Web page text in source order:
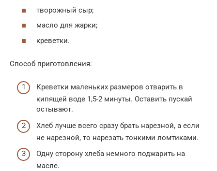
творожный сыр;
масло для жарки;
креветки.
Способ приготовления:
Креветки маленьких размеров отварить в
кипящей воде 1,5-2 минуты. Оставить пускай
остывают.
Хлеб лучше всего сразу брать нарезной, а если
не нарезной, то нарезать тонкими ломтиками.
Одну сторону хлеба немного поджарить на
масле.